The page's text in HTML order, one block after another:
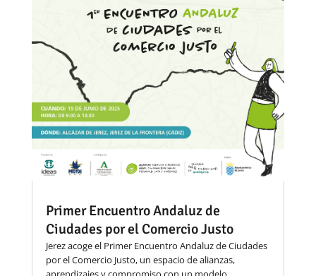
Primer Encuentro Andaluz de
Ciudades por el Comercio Justo
Jerez acoge el Primer Encuentro Andaluz de Ciudades
por el Comercio Justo, un espacio de alianzas,